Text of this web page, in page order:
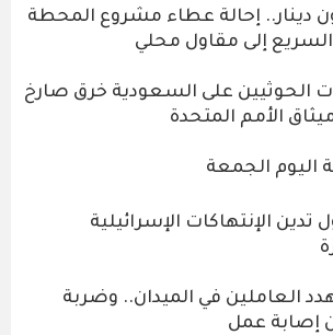
33 مليون دينار.. إحالة عطاء مشروع المحطة
إلى مقاول محلي
الحوثيين على السعودية خرق صارخ
الأمم المتحدة
اليوم الجمعة
تدين الإنتهاكات الإسرائيلية
العاملين في الميدان.. وضربة
إصابة عمل